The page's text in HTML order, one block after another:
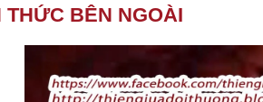
THỨC BÊN NGOÀI